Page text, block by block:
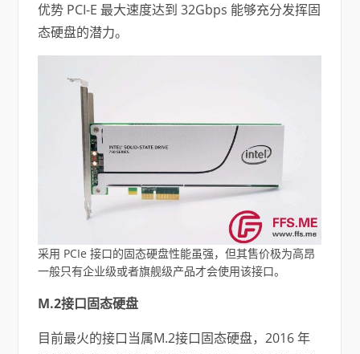
优势 PCI-E 最大速度达到 32Gbps 能够充分发挥固
态硬盘的潜力。
采用 PCIe 接口的固态硬盘性能虽强，但其售价极为高昂
一般只有企业级或者旗舰级产品才会使用该接口。
M.2接口固态硬盘
目前最火的接口当属M.2接口固态硬盘，2016 年